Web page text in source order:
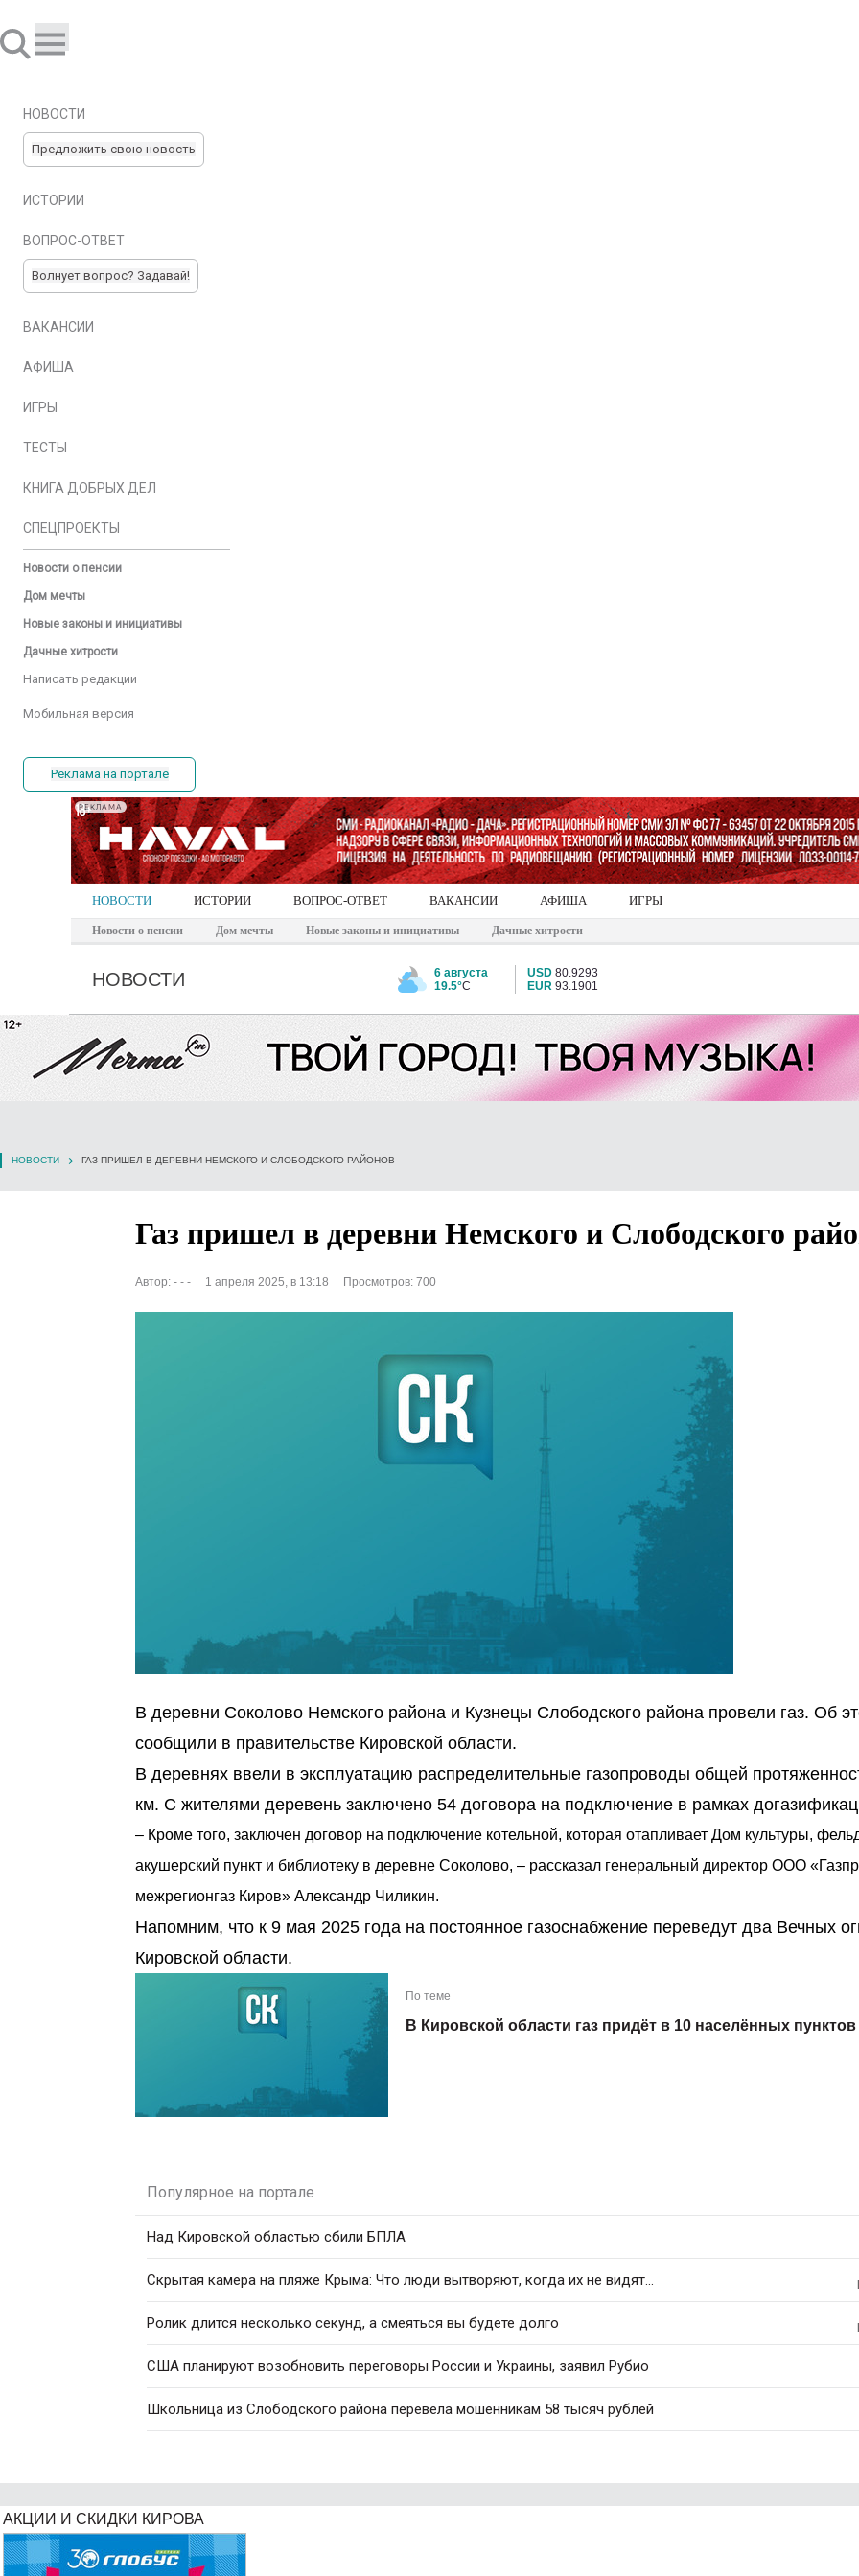
НОВОСТИ
Предложить свою новость
ИСТОРИИ
ВОПРОС-ОТВЕТ
Волнует вопрос? Задавай!
ВАКАНСИИ
АФИША
ИГРЫ
ТЕСТЫ
КНИГА ДОБРЫХ ДЕЛ
СПЕЦПРОЕКТЫ
Новости о пенсии
Дом мечты
Новые законы и инициативы
Дачные хитрости
Написать редакции
Мобильная версия
Реклама на портале
РЕКЛАМА
НОВОСТИ ИСТОРИИ ВОПРОС-ОТВЕТ ВАКАНСИИ АФИША ИГРЫ
Новости о пенсии Дом мечты Новые законы и инициативы Дачные хитрости
НОВОСТИ
6 августа
19.5°C
USD 80.9293
EUR 93.1901
НОВОСТИ ГАЗ ПРИШЕЛ В ДЕРЕВНИ НЕМСКОГО И СЛОБОДСКОГО РАЙОНОВ
Газ пришел в деревни Немского и Слободского
Автор: - - - 1 апреля 2025, в 13:18 Просмотров: 700
В деревни Соколово Немского района и Кузнецы Слободского района провели газ. Об
сообщили в правительстве Кировской области.
В деревнях ввели в эксплуатацию распределительные газопроводы общей
км. С жителями деревень заключено 54 договора на подключение в рамках
– Кроме того, заключен договор на подключение котельной, которая отапливает Дом культуры,
акушерский пункт и библиотеку в деревне Соколово, – рассказал генеральный директор ООО
межрегионгаз Киров» Александр Чиликин.
Напомним, что к 9 мая 2025 года на постоянное газоснабжение переведут два Вечных
Кировской области.
По теме
В Кировской области газ придёт в 10 населённых пунктов
Популярное на портале
Над Кировской областью сбили БПЛА
Скрытая камера на пляже Крыма: Что люди вытворяют, когда их не видят...
Ролик длится несколько секунд, а смеяться вы будете долго
США планируют возобновить переговоры России и Украины, заявил Рубио
Школьница из Слободского района перевела мошенникам 58 тысяч рублей
АКЦИИ И СКИДКИ КИРОВА